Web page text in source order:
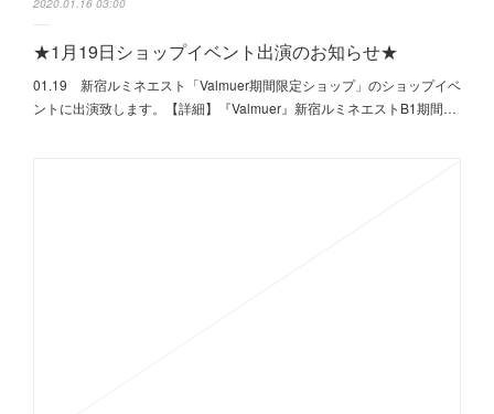
2020.01.16 03:00
★1月19日ショップイベント出演のお知らせ★
01.19 新宿ルミネエスト「Valmuer期間限定ショップ」のショップイベ
ントに出演致します。【詳細】『Valmuer』新宿ルミネエストB1期間…